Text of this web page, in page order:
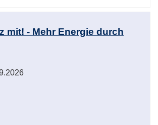
mit! - Mehr Energie durch